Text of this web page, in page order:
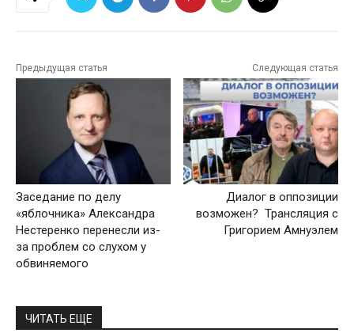
Предыдущая статья
Заседание по делу
«яблочника» Александра
Нестеренко перенесли из-
за проблем со слухом у
обвиняемого
Следующая статья
Диалог в оппозиции
возможен? Трансляция с
Григорием Амнуэлем
ЧИТАТЬ ЕЩЕ